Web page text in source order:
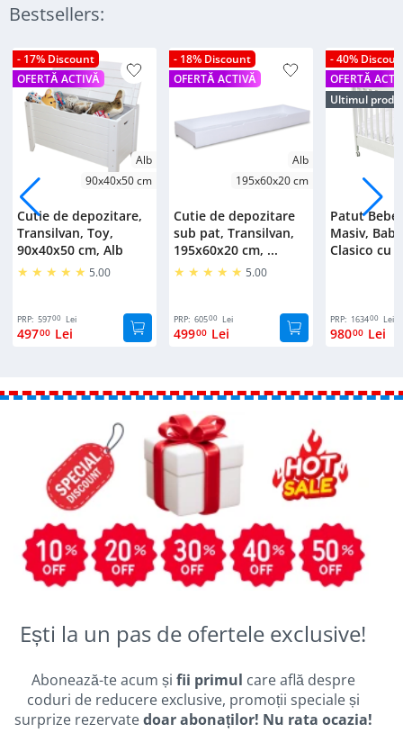
Bestsellers:
- 17% Discount
OFERTĂ ACTIVĂ
Alb
90x40x50 cm
Cutie de depozitare,
Transilvan, Toy,
90x40x50 cm, Alb
5.00
PRP: 59700 Lei
49700 Lei
- 18% Discount
OFERTĂ ACTIVĂ
Alb
195x60x20 cm
Cutie de depozitare
sub pat, Transilvan,
195x60x20 cm, ...
5.00
PRP: 60500 Lei
49900 Lei
- 40%
OFERTĂ
Ultimul
Patut
Masiv,
Clasico cu
PRP: 163400 Lei
98000 Lei
Ești la un pas de ofertele exclusive!
Abonează-te acum și fii primul care află despre
coduri de reducere exclusive, promoții speciale și
surprize rezervatedoar abonaților! Nu rata ocazia!